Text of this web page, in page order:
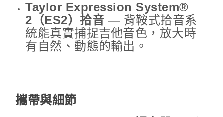
Taylor Expression System®
2（ES2）拾音 — 背鞍式拾音系
統能真實捕捉吉他音色，放大時
有自然、動態的輸出。
攜帶與細節